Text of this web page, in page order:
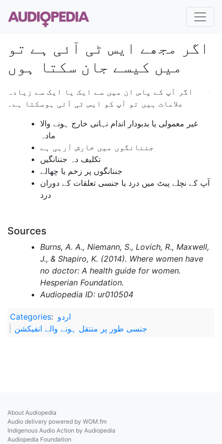
اگر مجھے ایس ٹی آئی ہے تو
میں کیسے جان سکتا ہوں
اگر آپ کے پاس ان میں سے ایک یا ایک سے زیادہ
علامات ہیں تو آپ کو ایس ٹی آئی ہوسکتا ہے۔
غیر معمولی یا بدبودار اندام نہانی خارج ہونے والا
مادہ
جننانگوں میں خارش آرہی ہے
تکلیف دہ جننانگیں
جننانگوں پر زخم یا چھالے
آپ کے نچلے پیٹ میں درد یا جنسی تعلقات کے دوران
درد
Sources
Burns, A. A., Niemann, S., Lovich, R., Maxwell,
J., & Shapiro, K. (2014). Where women have
no doctor: A health guide for women.
Hesperian Foundation.
Audiopedia ID: ur010504
Categories: اردو
جنسی طور پر منتقل ہونے والے انفیکشن
About Audiopedia
Audio delivery powered by WOM.fm
Indigenous Audio Action by Audiopedia
Audiopedia Foundation